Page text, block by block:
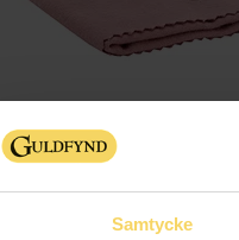
Samtycke